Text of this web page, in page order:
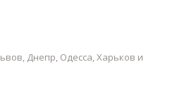
Днепр, Одесса, Харьков и